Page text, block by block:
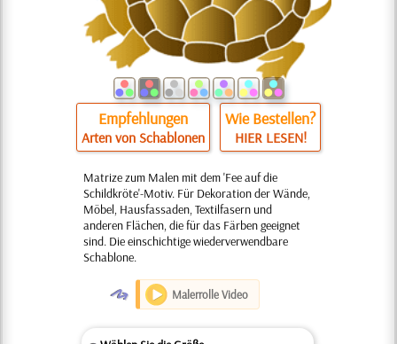
Empfehlungen
Arten von Schablonen
Wie Bestellen?
HIER LESEN!
Matrize zum Malen mit dem 'Fee auf die
Schildkröte'-Motiv. Für Dekoration der Wände,
Möbel, Hausfassaden, Textilfasern und
anderen Flächen, die für das Färben geeignet
sind. Die einschichtige wiederverwendbare
Schablone.
O Malerrolle Video